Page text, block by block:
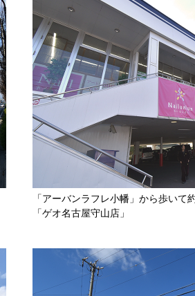
「アーバンラフレ小幡」から歩い
「ゲオ名古屋守山店」